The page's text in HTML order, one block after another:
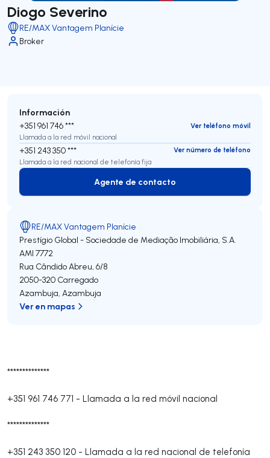
Diogo Severino
RE/MAX Vantagem Planície
Broker
**************
+351 961 746 771 - Llamada a la red móvil nacional
**************
+351 243 350 120 - Llamada a la red nacional de telefonía
Información
+351 961 746 ***
Ver teléfono móvil
Llamada a la red móvil nacional
+351 243 350 ***
Ver número de teléfono
Llamada a la red nacional de telefonía fija
Agente de contacto
Agente de contacto
RE/MAX Vantagem Planície
Prestígio Global - Sociedade de Mediação Imobiliária, S.A.
AMI 7772
Rua Cândido Abreu, 6/8
2050-320 Carregado
Azambuja, Azambuja
Ver en mapas